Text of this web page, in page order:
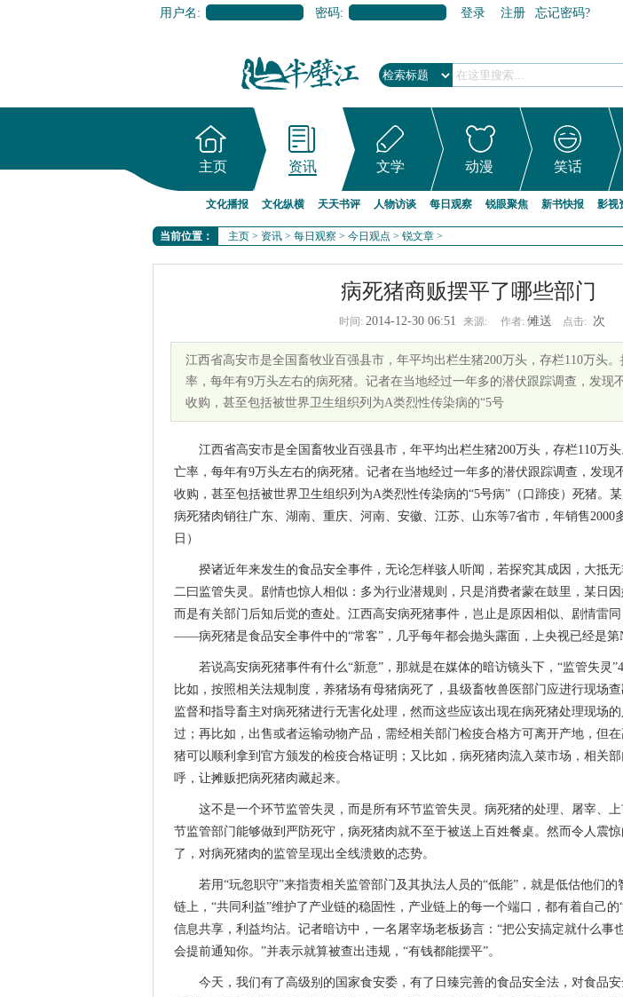
用户名: 密码: 登录 注册 忘记密码?
主页 资讯 文学 动漫 笑话
文化播报 文化纵横 天天书评 人物访谈 每日观察 锐眼聚焦 新书快报 影视
当前位置： 主页 > 资讯 > 每日观察 > 今日观点 > 锐文章 >
病死猪商贩摆平了哪些部门
时间: 2014-12-30 06:51 来源: 作者: 傩送 点击: 次
江西省高安市是全国畜牧业百强县市，年平均出栏生猪200万头，存栏110万头
率，每年有9万头左右的病死猪。记者在当地经过一年多的潜伏跟踪调查，发现
收购，甚至包括被世界卫生组织列为A类烈性传染病的“5号
江西省高安市是全国畜牧业百强县市，年平均出栏生猪200万头，存栏110万
亡率，每年有9万头左右的病死猪。记者在当地经过一年多的潜伏跟踪调查，发现
收购，甚至包括被世界卫生组织列为A类烈性传染病的“5号病”（口蹄疫）死猪。
病死猪肉销往广东、湖南、重庆、河南、安徽、江苏、山东等7省市，年销售2000
日）
揆诸近年来发生的食品安全事件，无论怎样骇人听闻，若探究其成因，大抵无
二曰监管失灵。剧情也惊人相似：多为行业潜规则，只是消费者蒙在鼓里，某日
而是有关部门后知后觉的查处。江西高安病死猪事件，岂止是原因相似、剧情雷
——病死猪是食品安全事件中的“常客”，几乎每年都会抛头露面，上央视已经是第
若说高安病死猪事件有什么“新意”，那就是在媒体的暗访镜头下，“监管失灵
比如，按照相关法规制度，养猪场有母猪病死了，县级畜牧兽医部门应进行现场
监督和指导畜主对病死猪进行无害化处理，然而这些应该出现在病死猪处理现场
过；再比如，出售或者运输动物产品，需经相关部门检疫合格方可离开产地，但
猪可以顺利拿到官方颁发的检疫合格证明；又比如，病死猪肉流入菜市场，相关
呼，让摊贩把病死猪肉藏起来。
这不是一个环节监管失灵，而是所有环节监管失灵。病死猪的处理、屠宰、
节监管部门能够做到严防死守，病死猪肉就不至于被送上百姓餐桌。然而令人震
了，对病死猪肉的监管呈现出全线溃败的态势。
若用“玩忽职守”来指责相关监管部门及其执法人员的“低能”，就是低估他们
链上，“共同利益”维护了产业链的稳固性，产业链上的每一个端口，都有着自己的
信息共享，利益均沾。记者暗访中，一名屠宰场老板扬言：“把公安搞定就什么事
会提前通知你。”并表示就算被查出违规，“有钱都能摆平”。
今天，我们有了高级别的国家食安委，有了日臻完善的食品安全法，对食品安